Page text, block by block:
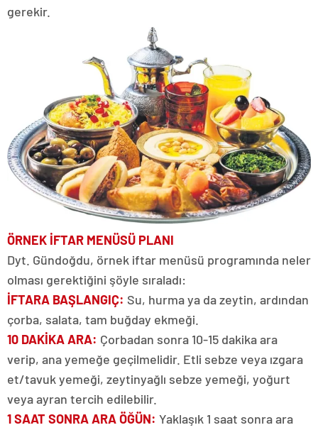
gerekir.
ÖRNEK İFTAR MENÜSÜ PLANI
Dyt. Gündoğdu, örnek iftar menüsü programında neler
olması gerektiğini şöyle sıraladı:
İFTARA BAŞLANGIÇ: Su, hurma ya da zeytin, ardından
çorba, salata, tam buğday ekmeği.
10 DAKİKA ARA: Çorbadan sonra 10-15 dakika ara
verip, ana yemeğe geçilmelidir. Etli sebze veya ızgara
et/tavuk yemeği, zeytinyağlı sebze yemeği, yoğurt
veya ayran tercih edilebilir.
1 SAAT SONRA ARA ÖĞÜN: Yaklaşık 1 saat sonra ara